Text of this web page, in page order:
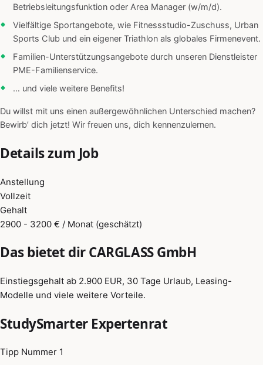
Betriebsleitungsfunktion oder Area Manager (w/m/d).
Vielfältige Sportangebote, wie Fitnessstudio-Zuschuss, Urban
Sports Club und ein eigener Triathlon als globales Firmenevent.
Familien-Unterstützungsangebote durch unseren Dienstleister
PME-Familienservice.
… und viele weitere Benefits!
Du willst mit uns einen außergewöhnlichen Unterschied machen?
Bewirb’ dich jetzt! Wir freuen uns, dich kennenzulernen.
Details zum Job
Anstellung
Vollzeit
Gehalt
2900 - 3200 € / Monat (geschätzt)
Das bietet dir CARGLASS GmbH
Einstiegsgehalt ab 2.900 EUR, 30 Tage Urlaub, Leasing-
Modelle und viele weitere Vorteile.
StudySmarter Expertenrat
Tipp Nummer 1